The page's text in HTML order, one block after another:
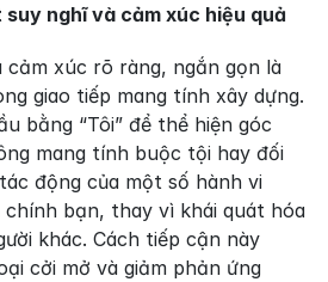
suy nghĩ và cảm xúc hiệu quả
cảm xúc rõ ràng, ngắn gọn là
giao tiếp mang tính xây dựng.
bằng “Tôi” để thể hiện góc
mang tính buộc tội hay đối
động của một số hành vi
bạn, thay vì khái quát hóa
khác. Cách tiếp cận này
cởi mở và giảm phản ứng